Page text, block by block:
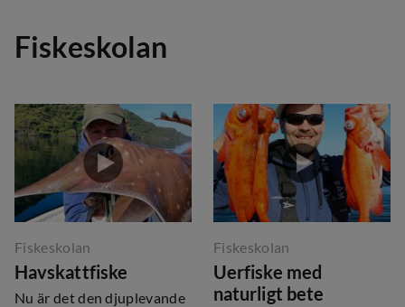
Fiskeskolan
Fiskeskolan
Havskattfiske
Nu är det den djuplevande
Fiskeskolan
Uerfiske med
naturligt bete